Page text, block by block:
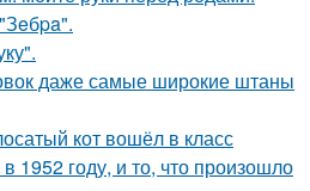
даже самые широкие штаны
кот вошёл в класс
1952 году, и то, что произошло